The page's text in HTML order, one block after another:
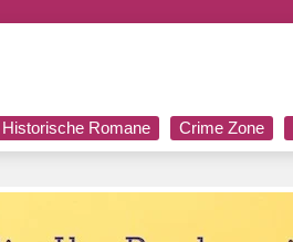
Historische Romane Crime Zone